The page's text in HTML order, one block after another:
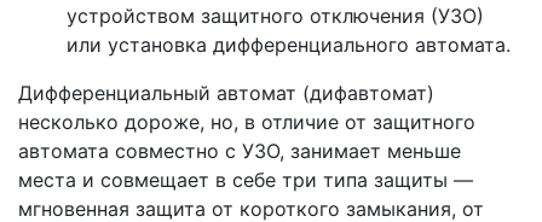
устройством защитного отключения (УЗО)
или установка дифференциального автомата.
Дифференциальный автомат (дифавтомат)
несколько дороже, но, в отличие от защитного
автомата совместно с УЗО, занимает меньше
места и совмещает в себе три типа защиты —
мгновенная защита от короткого замыкания, от